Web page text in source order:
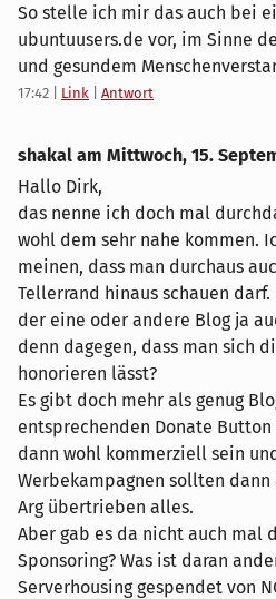
So stelle ich mir das auch bei
ubuntuusers.de vor, im Sinne
und gesundem
17:42 Link Antwort
shakal am Mittwoch, 15.
Hallo Dirk,
das nenne ich doch mal
wohl dem sehr nahe kommen.
meinen, dass man durchaus
Tellerrand hinaus schauen
der eine oder andere Blog ja
denn dagegen, dass man sich
honorieren lässt?
Es gibt doch mehr als genug
entsprechenden Donate
dann wohl kommerziell sein
Werbekampagnen sollten
Arg übertrieben alles.
Aber gab es da nicht auch mal
Sponsoring? Was ist daran
Serverhousing gespendet von